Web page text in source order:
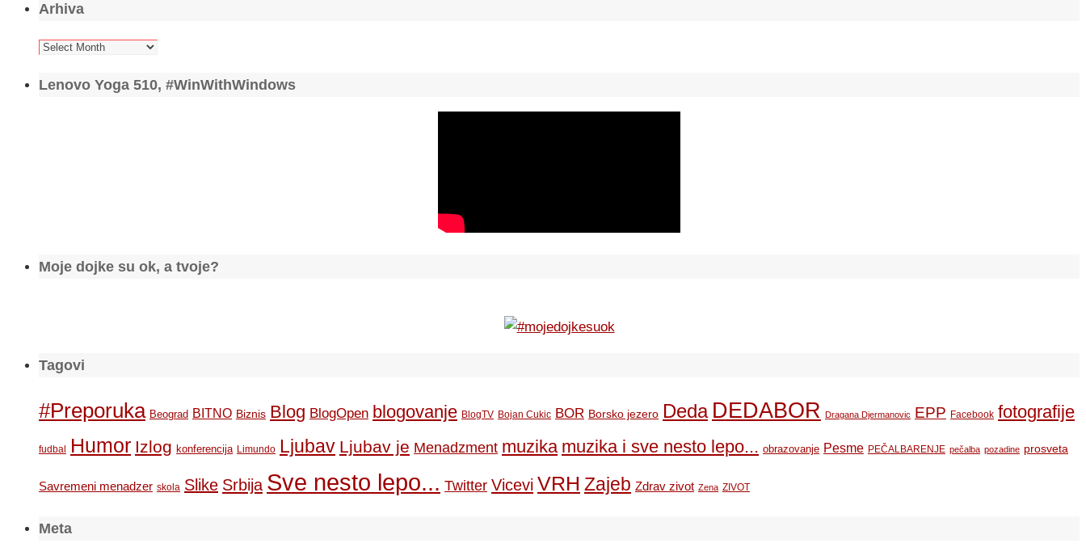
Arhiva
Arhiva
Lenovo Yoga 510, #WinWithWindows
Moje dojke su ok, a tvoje?
Tagovi
#Preporuka Beograd BITNO Biznis Blog BlogOpen blogovanje BlogTV Bojan Cukic BOR Borsko jezero Deda DEDABOR Dragana Djermanovic EPP Facebook fotografije
fudbal Humor Izlog konferencija Limundo Ljubav Ljubav je Menadzment muzika muzika i sve nesto lepo... obrazovanje Pesme PEČALBARENJE pečalba pozadine prosveta
Savremeni menadzer skola Slike Srbija Sve nesto lepo... Twitter Vicevi VRH Zajeb Zdrav zivot Zena ZIVOT
Meta